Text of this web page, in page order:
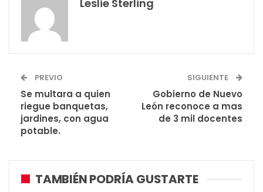
Leslie Sterling
PREVIO
Se multara a quien
riegue banquetas,
jardines, con agua
potable.
SIGUIENTE
Gobierno de Nuevo
León reconoce a mas
de 3 mil docentes
TAMBIÉN PODRÍA GUSTARTE